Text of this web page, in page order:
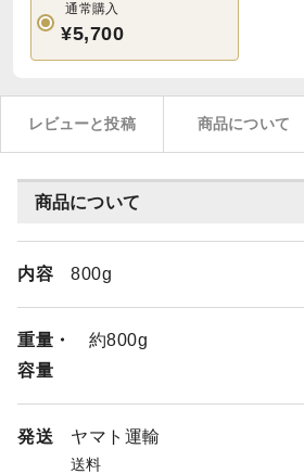
通常購入
¥5,700
レビューと投稿 商品について
商品について
内容 800g
重量・
容量
約800g
発送 ヤマト運輸
送料